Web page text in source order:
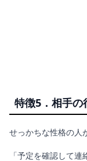
特徴5．相手の
せっかちな性格の人
「予定を確認して